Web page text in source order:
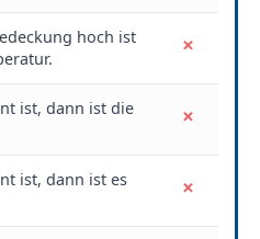
hoch ist
×
ist, dann ist die
×
ist, dann ist es
×